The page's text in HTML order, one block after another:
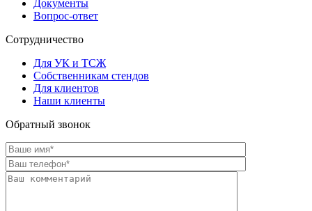
Документы
Вопрос-ответ
Сотрудничество
Для УК и ТСЖ
Собственникам стендов
Для клиентов
Наши клиенты
Обратный звонок